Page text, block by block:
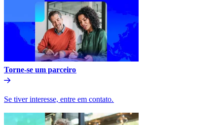
Torne-se um parceiro​​
Se tiver interesse, entre em contato.​​